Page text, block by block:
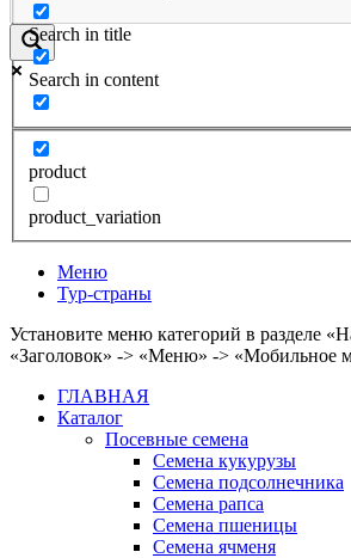
Search in title
Search in content
product
product_variation
Меню
Тур-страны
Установите меню категорий в разделе
«Заголовок» -> «Меню» -> «Мобильное
ГЛАВНАЯ
Каталог
Посевные семена
Семена кукурузы
Семена подсолнечника
Семена рапса
Семена пшеницы
Семена ячменя